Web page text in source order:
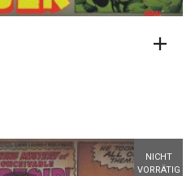
NICHT
VORRÄTIG